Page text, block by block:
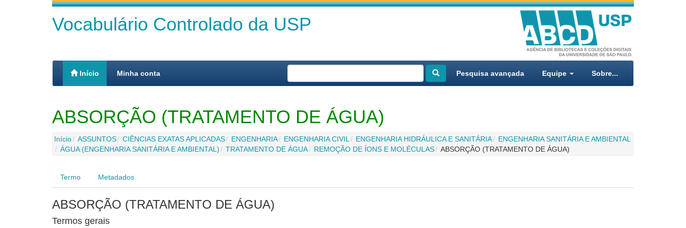
Vocabulário Controlado da USP
Início Minha conta Pesquisa avançada Equipe Sobre...
ABSORÇÃO (TRATAMENTO DE ÁGUA)
Início ASSUNTOS CIÊNCIAS EXATAS APLICADAS ENGENHARIA ENGENHARIA CIVIL ENGENHARIA HIDRÁULICA E SANITÁRIA
ENGENHARIA SANITÁRIA E AMBIENTAL
ÁGUA (ENGENHARIA SANITÁRIA E AMBIENTAL)
TRATAMENTO DE ÁGUA REMOÇÃO DE ÍONS E MOLÉCULAS ABSORÇÃO (TRATAMENTO DE ÁGUA)
Termo Metadados
ABSORÇÃO (TRATAMENTO DE ÁGUA)
Termos gerais